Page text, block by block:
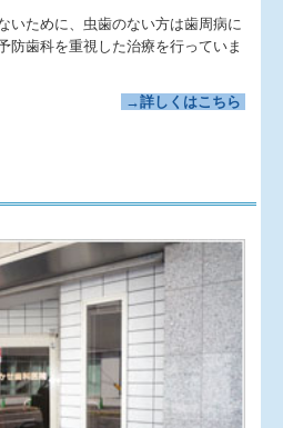
いために、虫歯のない方は歯周病に
防歯科を重視した治療を行っていま
→詳しくはこちら